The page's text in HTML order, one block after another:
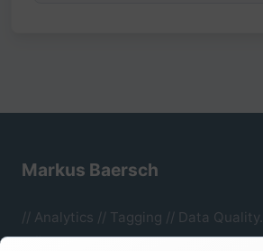
Markus Baersch
// Analytics // Tagging // Data Quality.
Mönchengladbach, NRW.